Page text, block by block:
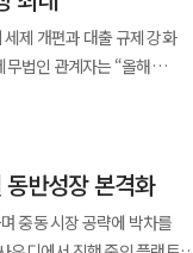
수 있다”고 우려했다. 그는
다. 한편 정부가
기과열지구·
을 소명할 예정”이라고
취소 소송을 제기할
제 개편과 대출 규제 강화
“상담자의 상당수가 50대
), 서초구(76명), 송파구
도 매도 사례가 많았다.
881건으로 전달보다 36%
반성장 본격화
중동 시장 공략에 박차를